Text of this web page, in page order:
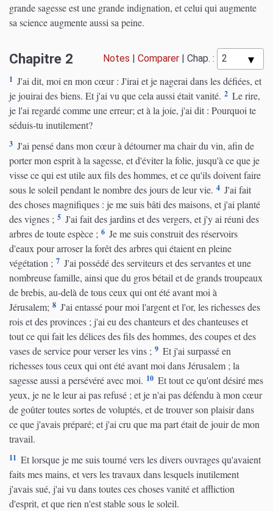
grande sagesse est une grande indignation, et celui qui augmente
sa science augmente aussi sa peine.
Chapitre 2 Notes Comparer Chap. :
1 J'ai dit, moi en mon cœur : J'irai et je nagerai dans les défiées, et
je jouirai des biens. Et j'ai vu que cela aussi était vanité. 2 Le rire,
je l'ai regardé comme une erreur; et à la joie, j'ai dit : Pourquoi te
séduis-tu inutilement?
3 J'ai pensé dans mon cœur à détourner ma chair du vin, afin de
porter mon esprit à la sagesse, et d'éviter la folie, jusqu'à ce que je
visse ce qui est utile aux fils des hommes, et ce qu'ils doivent faire
sous le soleil pendant le nombre des jours de leur vie. 4 J'ai fait
des choses magnifiques : je me suis bâti des maisons, et j'ai planté
des vignes ; 5 J'ai fait des jardins et des vergers, et j'y ai réuni des
arbres de toute espèce ; 6 Je me suis construit des réservoirs
d'eaux pour arroser la forêt des arbres qui étaient en pleine
végétation ; 7 J'ai possédé des serviteurs et des servantes et une
nombreuse famille, ainsi que du gros bétail et de grands troupeaux
de brebis, au-delà de tous ceux qui ont été avant moi à
Jérusalem; 8 J'ai entassé pour moi l'argent et l'or, les richesses des
rois et des provinces ; j'ai eu des chanteurs et des chanteuses et
tout ce qui fait les délices des fils des hommes, des coupes et des
vases de service pour verser les vins ; 9 Et j'ai surpassé en
richesses tous ceux qui ont été avant moi dans Jérusalem ; la
sagesse aussi a persévéré avec moi. 10 Et tout ce qu'ont désiré mes
yeux, je ne le leur ai pas refusé ; et je n'ai pas défendu à mon cœur
de goûter toutes sortes de voluptés, et de trouver son plaisir dans
ce que j'avais préparé; et j'ai cru que ma part était de jouir de mon
travail.
11 Et lorsque je me suis tourné vers les divers ouvrages qu'avaient
faits mes mains, et vers les travaux dans lesquels inutilement
j'avais sué, j'ai vu dans toutes ces choses vanité et affliction
d'esprit, et que rien n'est stable sous le soleil.